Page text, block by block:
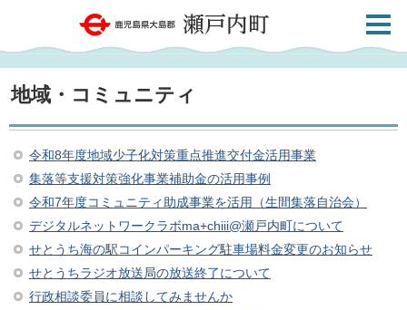
鹿児島県大島郡 瀬戸内町
共通メ
地域・コミュニティ
令和8年度地域少子化対策重点推進交付金活用事業
集落等支援対策強化事業補助金の活用事例
令和7年度コミュニティ助成事業を活用（生間集落自治会）
デジタルネットワークラボma+chiii@瀬戸内町について
せとうち海の駅コインパーキング駐車場料金変更のお知らせ
せとうちラジオ放送局の放送終了について
行政相談委員に相談してみませんか